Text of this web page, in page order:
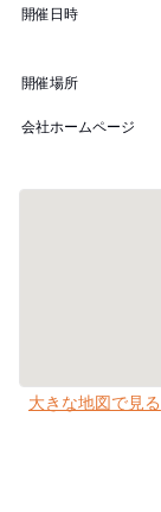
開催日時
開催場所
会社ホームページ
大きな地図で見る